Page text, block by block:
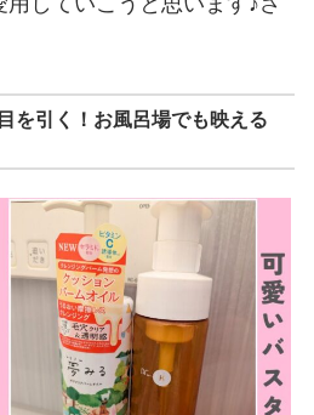
を引く！お風呂場でも映える